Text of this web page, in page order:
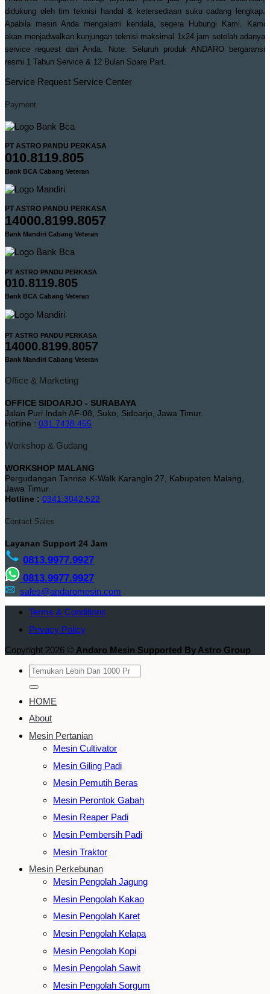
didukung oleh tim teknisi handal & ketersediaan suku cadang lengkap.
Apabila mesin Anda mengalami kendala, segera Hubungi Kami. Kami
akan menjadwalkan kunjungan teknisi maksimal 1x24 jam setelah adanya
service request dari Anda. Note: Seluruh produk ANDARO bergaransi
resmi 1 Tahun Service & 12 Bulan Spare Part.
Service Request Service Center
Payment
PT ASTRO PANDU PERKASA
010.8119.805
Bank BCA Cabang Veteran
PT ASTRO PANDU PERKASA
14000.8199.8057
Bank Mandiri Cabang Veteran
PT ASTRO PANDU PERKASA
010.8119.805
Bank BCA Cabang Veteran
PT ASTRO PANDU PERKASA
14000.8199.8057
Bank Mandiri Cabang Veteran
Office & Marketing
OFFICE SIDOARJO - SURABAYA
Jalan Puri Indah AF-08, Suko, Sidoarjo, Jawa Timur.
Hotline : 031.7438.455
Workshop & Gudang
WORKSHOP MALANG
Pergudangan Tanrise K-Walk Karanglo 27, Kabupaten Malang,
Jawa Timur.
Hotline : 0341.3042.522
Contact Sales
Layanan Support 24 Jam
0813.9977.9927
0813.9977.9927
sales@andaromesin.com
Terms & Conditions
Privacy Policy
Copyright 2026 © Andaro Mesin Supported By Astro Group
Search
HOME
About
Mesin Pertanian
Mesin Cultivator
Mesin Giling Padi
Mesin Pemutih Beras
Mesin Perontok Gabah
Mesin Reaper Padi
Mesin Pembersih Padi
Mesin Traktor
Mesin Perkebunan
Mesin Pengolah Jagung
Mesin Pengolah Kakao
Mesin Pengolah Karet
Mesin Pengolah Kelapa
Mesin Pengolah Kopi
Mesin Pengolah Sawit
Mesin Pengolah Sorgum